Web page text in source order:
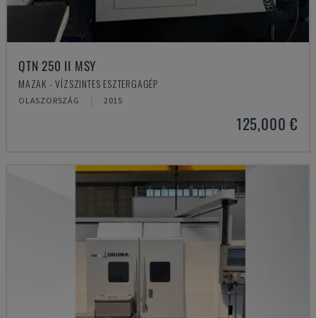
QTN 250 II MSY
MAZAK - VÍZSZINTES ESZTERGAGÉP
OLASZORSZÁG 2015
125,000 €